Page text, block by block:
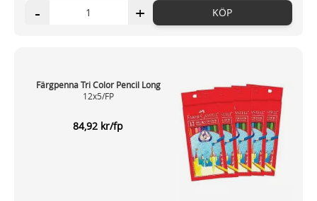
- + KÖP
Färgpenna Tri Color Pencil Long
12x5/FP
84,92 kr/fp